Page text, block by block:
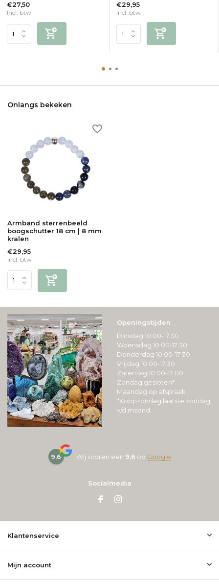
€27,50
Incl. btw
€29,95
Incl. btw
Onlangs bekeken
Armband sterrenbeeld
boogschutter 18 cm | 8 mm
kralen
€29,95
Incl. btw
Openingstijden
Dinsdag 10:00-17:30
Woensdag 10:00-17:30
Donderdag 10:00-17:30
Vrijdag 10:00-17:30
Zaterdag 10:00-17:00
Zondag gesloten*
Maandag op afspraak
*Koopzondag laatste zondag
v/d maand
9,6 Wij scoren een 9,6 op Google
Socialmedia
Klantenservice
Mijn account